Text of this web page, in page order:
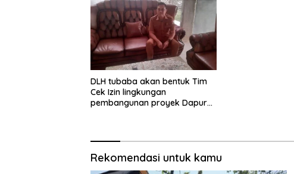
DLH tubaba akan bentuk Tim
Cek Izin lingkungan
pembangunan proyek Dapur
Rekomendasi untuk kamu